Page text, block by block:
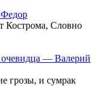
Кострома, Словно
очевидца — Валерий
грозы, и сумрак